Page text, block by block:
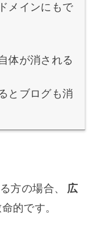
メインにもで
体が消される
とブログも消
方の場合、
広
的です。